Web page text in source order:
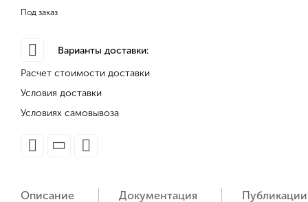
Под заказ
Варианты доставки:
Расчет стоимости доставки
Условия доставки
Условиях самовывоза
Описание Документация Публикации